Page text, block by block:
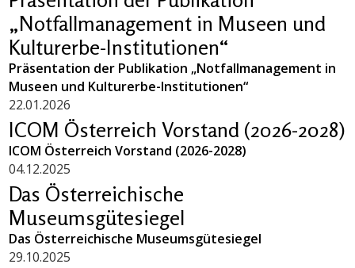
„Notfallmanagement in Museen und
Kulturerbe-Institutionen“
Präsentation der Publikation „Notfallmanagement in
Museen und Kulturerbe-Institutionen“
22.01.2026
ICOM Österreich Vorstand (2026-2028)
ICOM Österreich Vorstand (2026-2028)
04.12.2025
Das Österreichische
Museumsgütesiegel
Das Österreichische Museumsgütesiegel
29.10.2025